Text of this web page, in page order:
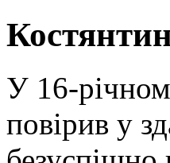
У 16-
повірив у